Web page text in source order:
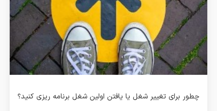
چطور برای تغییر شغل یا یافتن اولین شغل برنامه ریزی کنید؟